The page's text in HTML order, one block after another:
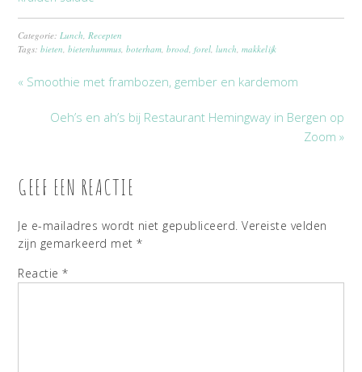
Categorie:Lunch,Recepten
Tags:bieten,bietenhummus,boterham,brood,forel,lunch,makkelijk
« Smoothie met frambozen, gember en kardemom
Oeh’s en ah’s bij Restaurant Hemingway in Bergen op
Zoom »
GEEF EEN REACTIE
Je e-mailadres wordt niet gepubliceerd. Vereiste velden
zijn gemarkeerd met*
Reactie*